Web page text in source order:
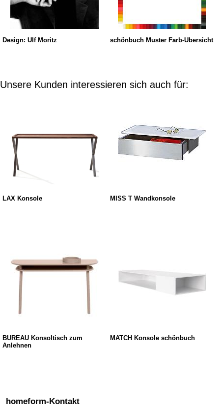
Design: Ulf Moritz schönbuch Muster Farb-Übersicht
Unsere Kunden interessieren sich auch für:
LAX Konsole MISS T Wandkonsole
BUREAU Konsoltisch zum
Anlehnen
MATCH Konsole schönbuch
homeform-Kontakt